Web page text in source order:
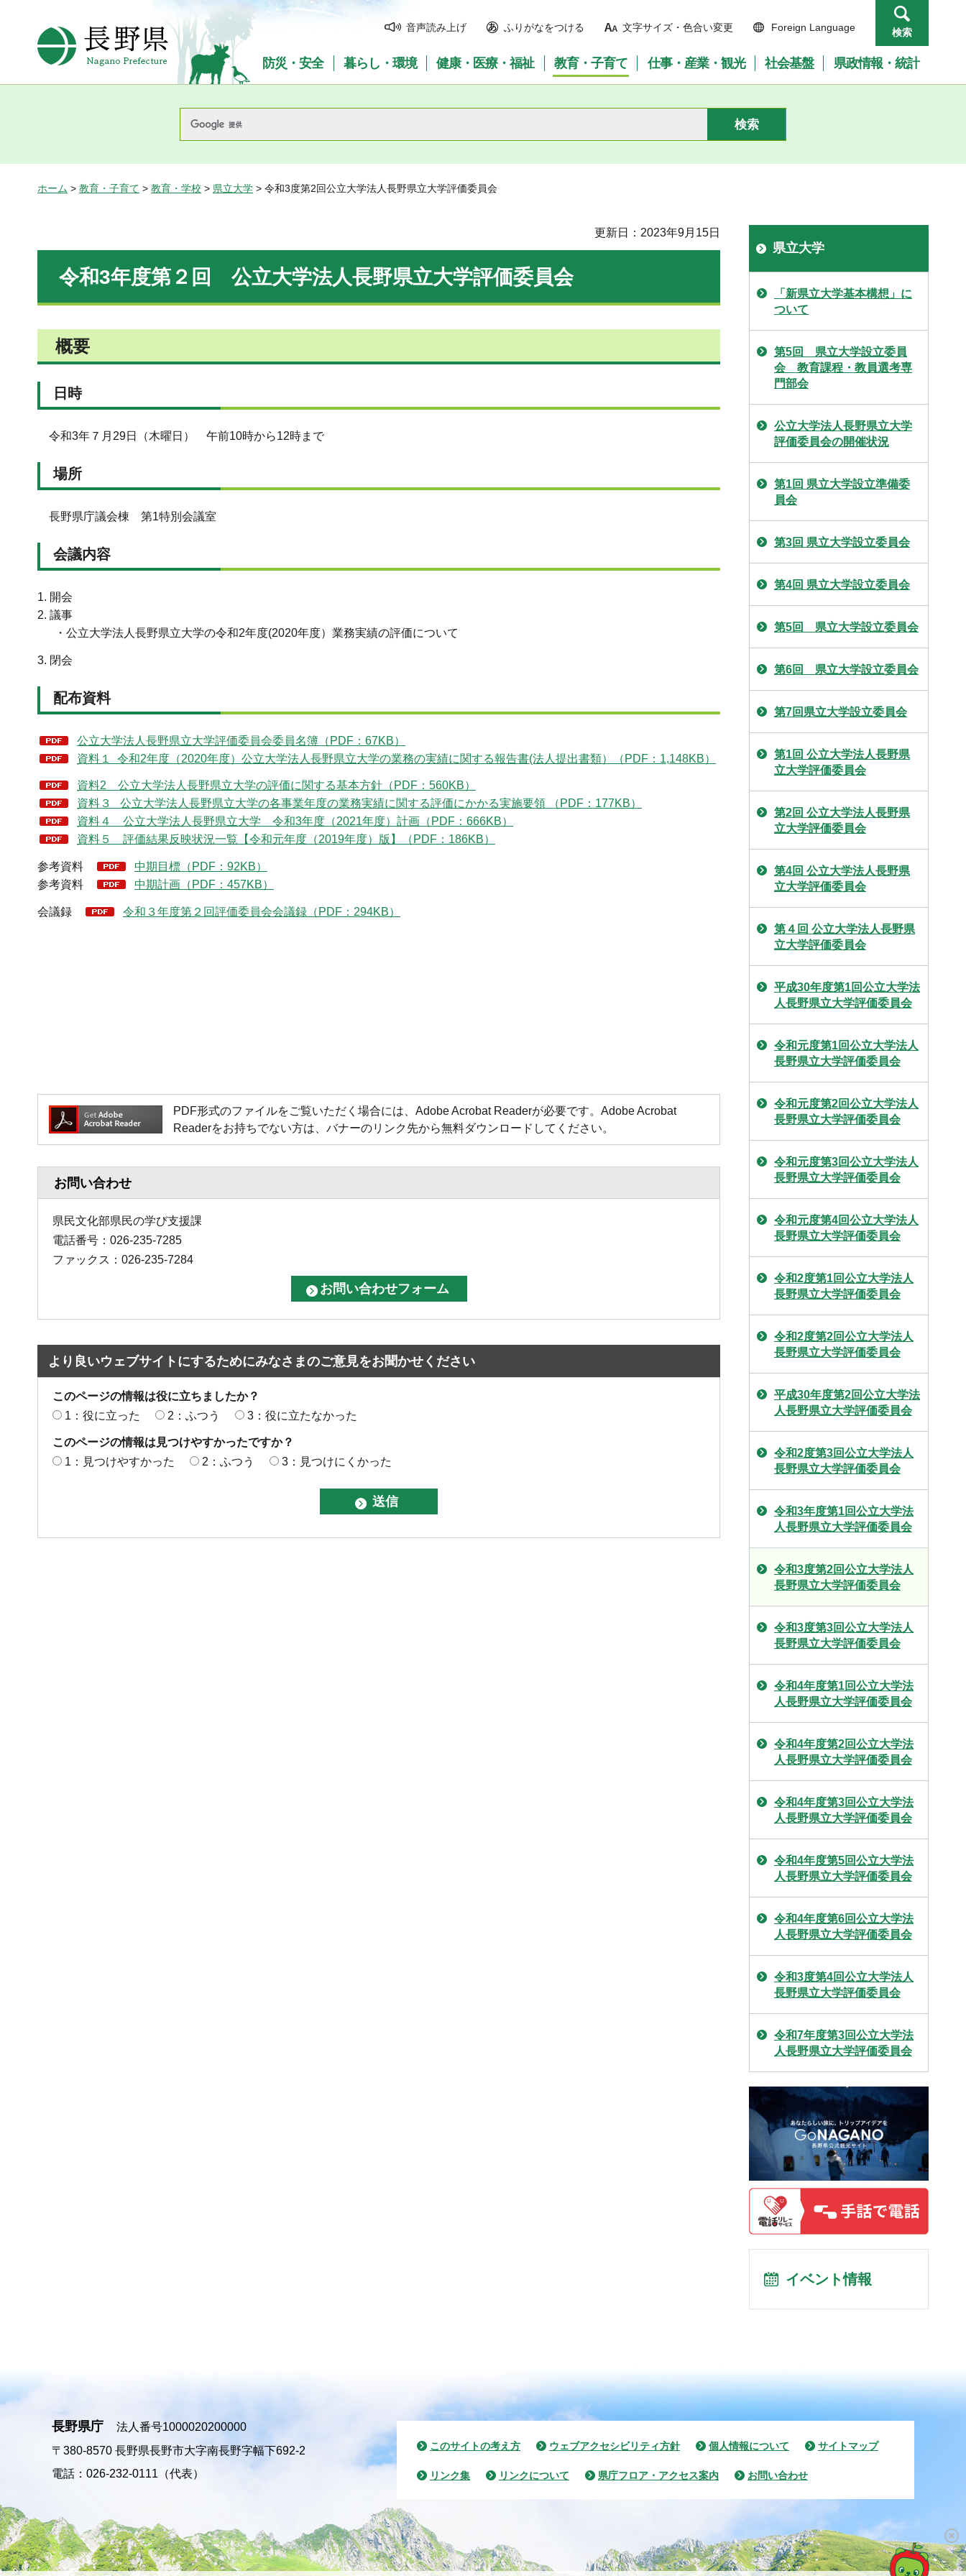
長野県Nagano Prefecture
音声読み上げ ふりがなをつける 文字サイズ・色合い変更 Foreign Language 検索
防災・安全 暮らし・環境 健康・医療・福祉 教育・子育て 仕事・産業・観光 社会基盤 県政情報・統計
ホーム > 教育・子育て > 教育・学校 > 県立大学 > 令和3度第2回公立大学法人長野県立大学評価委員会
更新日：2023年9月15日
令和3年度第２回 公立大学法人長野県立大学評価委員会
概要
日時
令和3年７月29日（木曜日） 午前10時から12時まで
場所
長野県庁議会棟 第1特別会議室
会議内容
1. 開会
2. 議事
・公立大学法人長野県立大学の令和2年度(2020年度）業務実績の評価について
3. 閉会
配布資料
公立大学法人長野県立大学評価委員会委員名簿（PDF：67KB）
資料１ 令和2年度（2020年度）公立大学法人長野県立大学の業務の実績に関する報告書(法人提出書類）（PDF：1,148KB）
資料2 公立大学法人長野県立大学の評価に関する基本方針（PDF：560KB）
資料３ 公立大学法人長野県立大学の各事業年度の業務実績に関する評価にかかる実施要領 （PDF：177KB）
資料４ 公立大学法人長野県立大学 令和3年度（2021年度）計画（PDF：666KB）
資料５ 評価結果反映状況一覧【令和元年度（2019年度）版】（PDF：186KB）
参考資料
中期目標（PDF：92KB）
参考資料
中期計画（PDF：457KB）
会議録 令和３年度第２回評価委員会会議録（PDF：294KB）
PDF形式のファイルをご覧いただく場合には、Adobe Acrobat Readerが必要です。Adobe Acrobat
Readerをお持ちでない方は、バナーのリンク先から無料ダウンロードしてください。
お問い合わせ
県民文化部県民の学び支援課
電話番号：026-235-7285
ファックス：026-235-7284
より良いウェブサイトにするためにみなさまのご意見をお聞かせください
このページの情報は役に立ちましたか？
1：役に立った
2：ふつう 3：役に立たなかった
このページの情報は見つけやすかったですか？
1：見つけやすかった
2：ふつう 3：見つけにくかった
県立大学
「新県立大学基本構想」に
ついて
第5回 県立大学設立委員
会 教育課程・教員選考専
門部会
公立大学法人長野県立大学
評価委員会の開催状況
第1回 県立大学設立準備委
員会
第3回 県立大学設立委員会
第4回 県立大学設立委員会
第5回 県立大学設立委員会
第6回 県立大学設立委員会
第7回県立大学設立委員会
第1回 公立大学法人長野県
立大学評価委員会
第2回 公立大学法人長野県
立大学評価委員会
第4回 公立大学法人長野県
立大学評価委員会
第４回 公立大学法人長野県
立大学評価委員会
平成30年度第1回公立大学法
人長野県立大学評価委員会
令和元度第1回公立大学法人
長野県立大学評価委員会
令和元度第2回公立大学法人
長野県立大学評価委員会
令和元度第3回公立大学法人
長野県立大学評価委員会
令和元度第4回公立大学法人
長野県立大学評価委員会
令和2度第1回公立大学法人
長野県立大学評価委員会
令和2度第2回公立大学法人
長野県立大学評価委員会
平成30年度第2回公立大学法
人長野県立大学評価委員会
令和2度第3回公立大学法人
長野県立大学評価委員会
令和3年度第1回公立大学法
人長野県立大学評価委員会
令和3度第2回公立大学法人
長野県立大学評価委員会
令和3度第3回公立大学法人
長野県立大学評価委員会
令和4年度第1回公立大学法
人長野県立大学評価委員会
令和4年度第2回公立大学法
人長野県立大学評価委員会
令和4年度第3回公立大学法
人長野県立大学評価委員会
令和4年度第5回公立大学法
人長野県立大学評価委員会
令和4年度第6回公立大学法
人長野県立大学評価委員会
令和3度第4回公立大学法人
長野県立大学評価委員会
令和7年度第3回公立大学法
人長野県立大学評価委員会
イベント情報
長野県庁
法人番号1000020200000
〒380-8570 長野県長野市大字南長野字幅下692-2
電話：026-232-0111（代表）
このサイトの考え方 ウェブアクセシビリティ方針 個人情報について サイトマップ
リンク集 リンクについて 県庁フロア・アクセス案内 お問い合わせ